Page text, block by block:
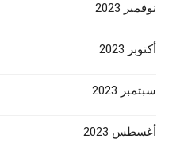
نوفمبر 2023
أكتوبر 2023
سبتمبر 2023
أغسطس 2023